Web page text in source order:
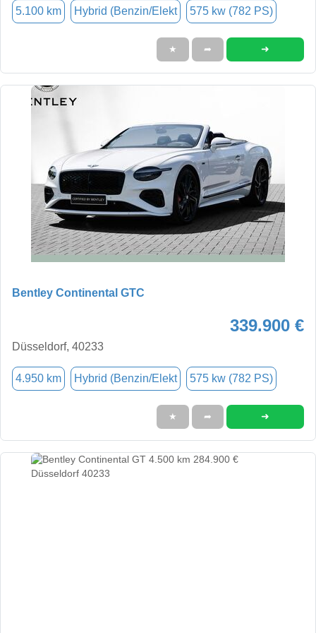
5.100 km Hybrid (Benzin/Elekt 575 kw (782 PS)
★ ➦ ➜
Bentley Continental GTC
339.900 €
Düsseldorf, 40233
4.950 km Hybrid (Benzin/Elekt 575 kw (782 PS)
★ ➦ ➜